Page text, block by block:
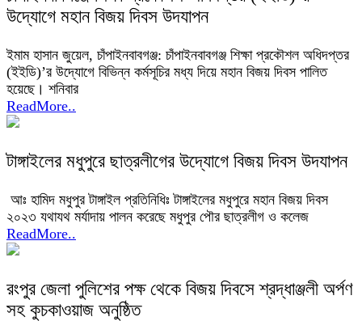
উদ্যোগে মহান বিজয় দিবস উদযাপন
ইমাম হাসান জুয়েল, চাঁপাইনবাবগঞ্জ: চাঁপাইনবাবগঞ্জ শিক্ষা প্রকৌশল অধিদপ্তর
(ইইডি)’র উদ্যোগে বিভিন্ন কর্মসূচির মধ্য দিয়ে মহান বিজয় দিবস পালিত
হয়েছে। শনিবার
ReadMore..
টাঙ্গাইলের মধুপুরে ছাত্রলীগের উদ্যোগে বিজয় দিবস উদযাপন
আঃ হামিদ মধুপুর টাঙ্গাইল প্রতিনিধিঃ টাঙ্গাইলের মধুপুরে মহান বিজয় দিবস
২০২৩ যথাযথ মর্যাদায় পালন করেছে মধুপুর পৌর ছাত্রলীগ ও কলেজ
ReadMore..
রংপুর জেলা পুলিশের পক্ষ থেকে বিজয় দিবসে শ্রদ্ধাঞ্জলী অর্পণ
সহ কুচকাওয়াজ অনুষ্ঠিত